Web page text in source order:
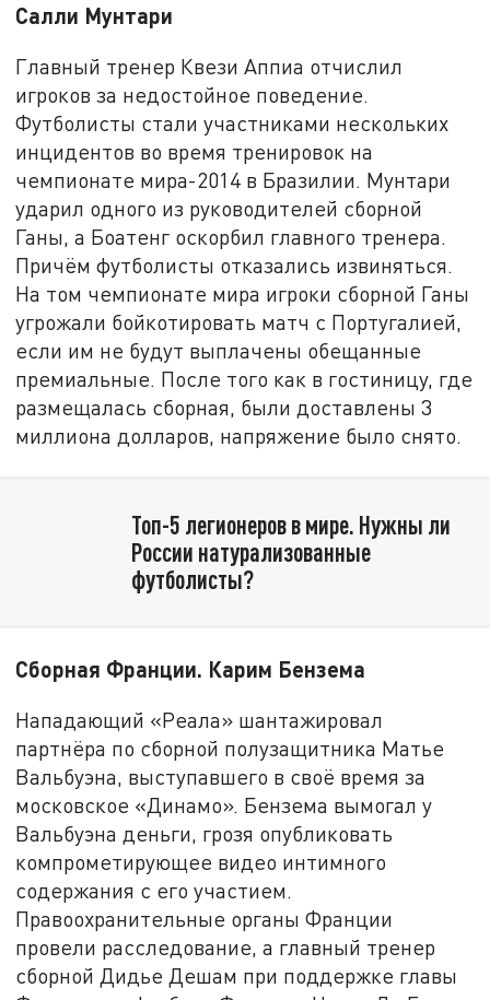
Салли Мунтари
Главный тренер Квези Аппиа отчислил
игроков за недостойное поведение.
Футболисты стали участниками нескольких
инцидентов во время тренировок на
чемпионате мира-2014 в Бразилии. Мунтари
ударил одного из руководителей сборной
Ганы, а Боатенг оскорбил главного тренера.
Причём футболисты отказались извиняться.
На том чемпионате мира игроки сборной Ганы
угрожали бойкотировать матч с Португалией,
если им не будут выплачены обещанные
премиальные. После того как в гостиницу, где
размещалась сборная, были доставлены 3
миллиона долларов, напряжение было снято.
Топ-5 легионеров в мире. Нужны ли
России натурализованные
футболисты?
Сборная Франции. Карим Бензема
Нападающий «Реала» шантажировал
партнёра по сборной полузащитника Матье
Вальбуэна, выступавшего в своё время за
московское «Динамо». Бензема вымогал у
Вальбуэна деньги, грозя опубликовать
компрометирующее видео интимного
содержания с его участием.
Правоохранительные органы Франции
провели расследование, а главный тренер
сборной Дидье Дешам при поддержке главы